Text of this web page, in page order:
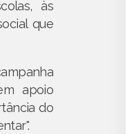
às
que
apoio
do